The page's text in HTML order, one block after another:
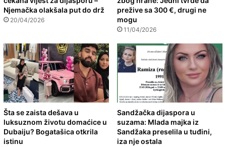
Njemačka olakšala put do drž
20/04/2026
prežive sa 300 €, drugi ne
mogu
11/04/2026
Šta se zaista dešava u
luksuznom životu domaćice u
Dubaiju? Bogatašica otkrila
istinu
Sandžačka dijaspora u
suzama: Mlada majka iz
Sandžaka preselila u tuđini,
iza nje ostala